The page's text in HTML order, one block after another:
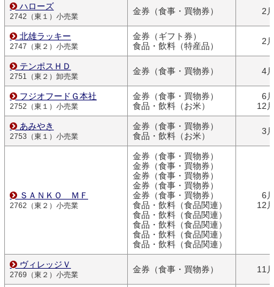
ハローズ
2742（東１）小売業
金券（食事・買物券） 2
北雄ラッキー
2747（東２）小売業
金券（ギフト券）
食品・飲料（特産品）
2
テンポスＨＤ
2751（東２）卸売業
金券（食事・買物券） 4
フジオフードＧ本社
2752（東１）小売業
金券（食事・買物券）
食品・飲料（お米）
6
12
あみやき
2753（東１）小売業
金券（食事・買物券）
食品・飲料（お米）
3
ＳＡＮＫＯ ＭＦ
2762（東２）小売業
金券（食事・買物券）
金券（食事・買物券）
金券（食事・買物券）
金券（食事・買物券）
金券（食事・買物券）
食品・飲料（食品関連）
食品・飲料（食品関連）
食品・飲料（食品関連）
食品・飲料（食品関連）
食品・飲料（食品関連）
6
12
ヴィレッジＶ
2769（東２）小売業
金券（食事・買物券） 11